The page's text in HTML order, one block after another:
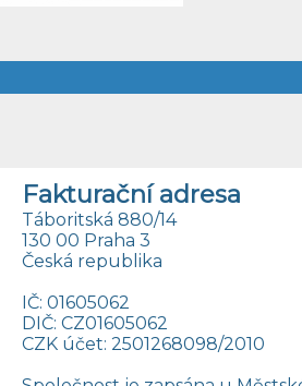
Fakturační adresa
Táboritská 880/14
130 00 Praha 3
Česká republika
IČ: 01605062
DIČ: CZ01605062
CZK účet: 2501268098/2010